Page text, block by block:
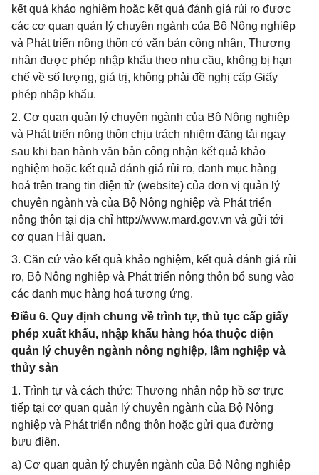
kết quả khảo nghiệm hoặc kết quả đánh giá rủi ro được
các cơ quan quản lý chuyên ngành của Bộ Nông nghiệp
và Phát triển nông thôn có văn bản công nhận, Thương
nhân được phép nhập khẩu theo nhu cầu, không bị hạn
chế về số lượng, giá trị, không phải đề nghị cấp Giấy
phép nhập khẩu.
2. Cơ quan quản lý chuyên ngành của Bộ Nông nghiệp
và Phát triển nông thôn chịu trách nhiệm đăng tải ngay
sau khi ban hành văn bản công nhận kết quả khảo
nghiệm hoặc kết quả đánh giá rủi ro, danh mục hàng
hoá trên trang tin điện tử (website) của đơn vị quản lý
chuyên ngành và của Bộ Nông nghiệp và Phát triển
nông thôn tại địa chỉ http://www.mard.gov.vn và gửi tới
cơ quan Hải quan.
3. Căn cứ vào kết quả khảo nghiệm, kết quả đánh giá rủi
ro, Bộ Nông nghiệp và Phát triển nông thôn bổ sung vào
các danh mục hàng hoá tương ứng.
Điều 6. Quy định chung về trình tự, thủ tục cấp giấy
phép xuất khẩu, nhập khẩu hàng hóa thuộc diện
quản lý chuyên ngành nông nghiệp, lâm nghiệp và
thủy sản
1. Trình tự và cách thức: Thương nhân nộp hồ sơ trực
tiếp tại cơ quan quản lý chuyên ngành của Bộ Nông
nghiệp và Phát triển nông thôn hoặc gửi qua đường
bưu điện.
a) Cơ quan quản lý chuyên ngành của Bộ Nông nghiệp